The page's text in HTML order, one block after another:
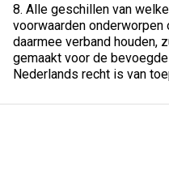
8. Alle geschillen van
voorwaarden
daarmee verband houden,
gemaakt voor de
Nederlands recht is van